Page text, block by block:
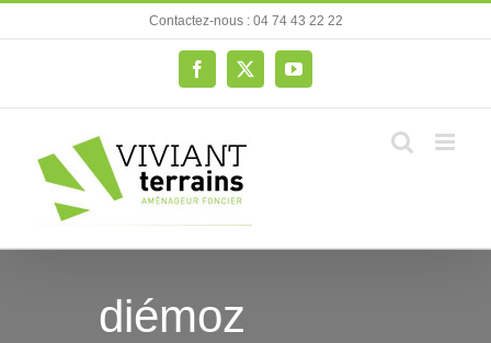
au
Contactez-nous : 04 74 43 22 22
Facebook
X YouTube
diémoz